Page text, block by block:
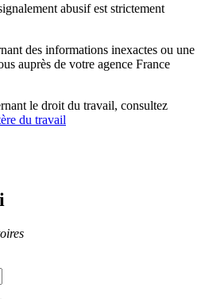
abusif est strictement
des informations inexactes ou une
auprès de votre agence France
le droit du travail, consultez
du travail